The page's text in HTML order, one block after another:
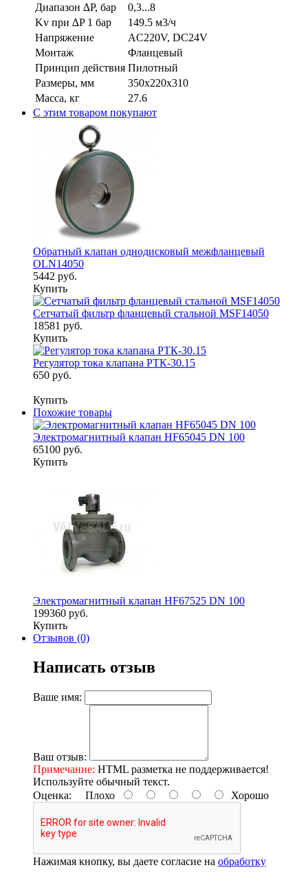
Диапазон ∆P, бар
0,3...8
Kv при ∆P 1 бар
149.5 м3/ч
Напряжение
AC220V, DC24V
Монтаж
Фланцевый
Принцип действия Пилотный
Размеры, мм
350x220x310
Масса, кг
27.6
С этим товаром покупают
Обратный клапан однодисковый межфланцевый
OLN14050
5442 руб.
Купить
Сетчатый фильтр фланцевый стальной MSF14050
18581 руб.
Купить
Регулятор тока клапана РТК-30.15
650 руб.
Купить
Похожие товары
Электромагнитный клапан HF65045 DN 100
65100 руб.
Купить
Электромагнитный клапан HF67525 DN 100
199360 руб.
Купить
Отзывов (0)
Написать отзыв
Ваше имя:
Ваш отзыв:
Примечание: HTML разметка не поддерживается!
Используйте обычный текст.
Оценка: Плохо Хорошо
Нажимая кнопку, вы даете согласие на обработку